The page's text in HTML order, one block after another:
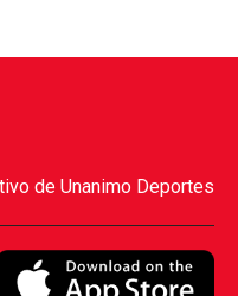
de Unanimo Deportes